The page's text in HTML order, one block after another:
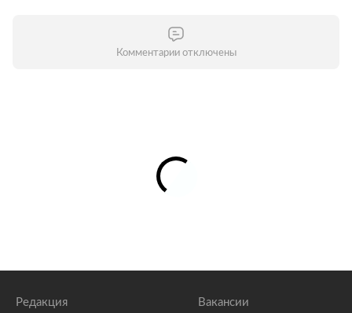
Комментарии отключены
Редакция Вакансии